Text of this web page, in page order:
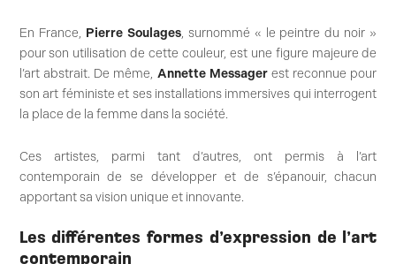
En France, Pierre Soulages, surnommé « le peintre du noir »
pour son utilisation de cette couleur, est une figure majeure de
l’art abstrait. De même, Annette Messagerest reconnue pour
son art féministe et ses installations immersives qui interrogent
la place de la femme dans la société.
Ces artistes, parmi tant d’autres, ont permis à l’art
contemporain de se développer et de s’épanouir, chacun
apportant sa vision unique et innovante.
Les différentes formes d’expression de l’art
contemporain